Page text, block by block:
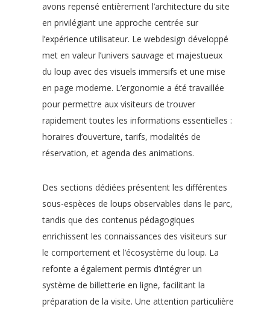
avons repensé entièrement l’architecture du site
en privilégiant une approche centrée sur
l’expérience utilisateur. Le webdesign développé
met en valeur l’univers sauvage et majestueux
du loup avec des visuels immersifs et une mise
en page moderne. L’ergonomie a été travaillée
pour permettre aux visiteurs de trouver
rapidement toutes les informations essentielles :
horaires d’ouverture, tarifs, modalités de
réservation, et agenda des animations.
Des sections dédiées présentent les différentes
sous-espèces de loups observables dans le parc,
tandis que des contenus pédagogiques
enrichissent les connaissances des visiteurs sur
le comportement et l’écosystème du loup. La
refonte a également permis d’intégrer un
système de billetterie en ligne, facilitant la
préparation de la visite. Une attention particulière